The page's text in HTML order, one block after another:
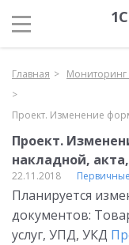
Главная Мониторинг
Проект. Изменение
Проект.
накладной,
22.11.2018
Планируется
документов:
услуг, УПД, УКД